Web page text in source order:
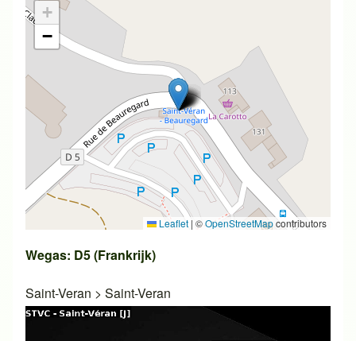
+
−
Leaflet | ©OpenStreetMapcontributors
Wegas: D5 (Frankrijk)
Saint-Veran > Saint-Veran